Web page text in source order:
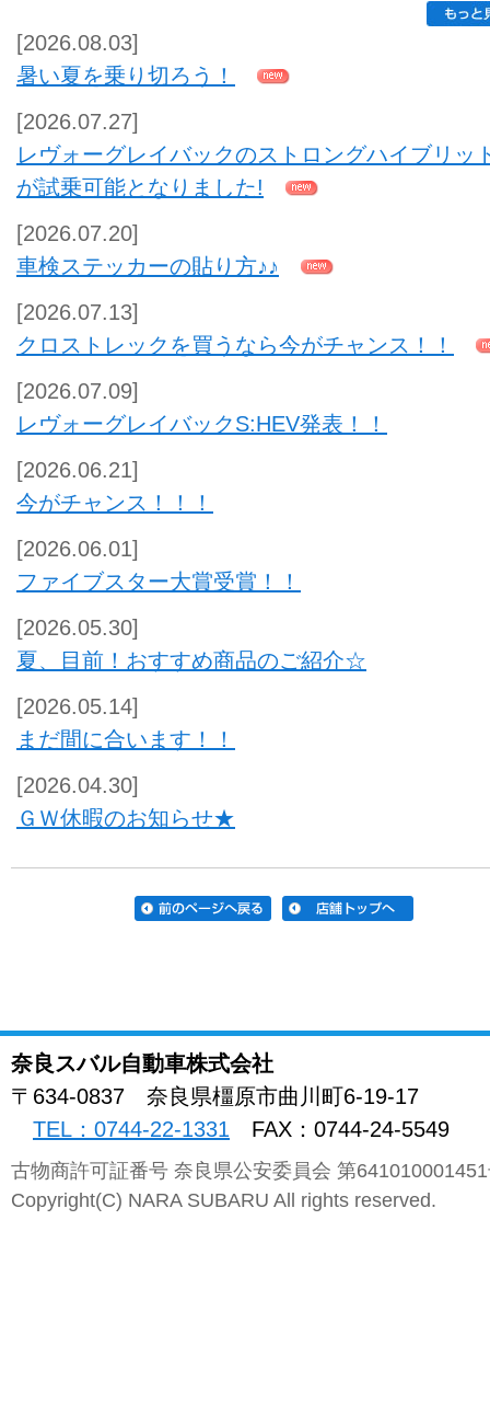
[2026.08.03]
暑い夏を乗り切ろう！
[2026.07.27]
レヴォーグレイバックのストロングハイブリッ
が試乗可能となりました!
[2026.07.20]
車検ステッカーの貼り方♪♪
[2026.07.13]
クロストレックを買うなら今がチャンス！！
[2026.07.09]
レヴォーグレイバックS:HEV発表！！
[2026.06.21]
今がチャンス！！！
[2026.06.01]
ファイブスター大賞受賞！！
[2026.05.30]
夏、目前！おすすめ商品のご紹介☆
[2026.05.14]
まだ間に合います！！
[2026.04.30]
ＧＷ休暇のお知らせ★
奈良スバル自動車株式会社
〒634-0837
奈良県橿原市曲川町6-19-17
TEL：0744-22-1331
FAX：0744-24-5549
古物商許可証番号 奈良県公安委員会 第
Copyright(C) NARA SUBARU All rights reserved.